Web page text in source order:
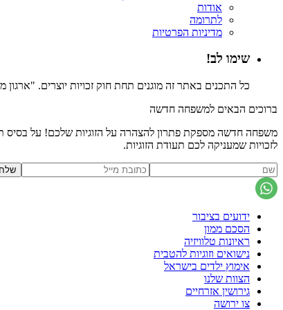
אודות
לתרומה
מדיניות הפרטיות
שימו לב!
כל התכנים באתר זה מוגנים תחת חוק זכויות יוצרים.
ברוכים הבאים למשפחה חדשה
משפחה חדשה מספקת פתרון להצהרה על הזוגיות שלכם! על בסיס
לזכויות שמעניקה לכם תעודת הזוגיות.
ידועים בציבור
הסכם ממון
ראיונות טלוויזיה
נישואים וזוגיות להטבית
אימוץ ילדים בישראל
הצוות שלנו
גירושין אזרחיים
צו ירושה